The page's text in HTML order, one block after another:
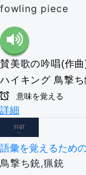
fowling piece
賛美歌の吟唱(作
ハイキング 鳥撃
意味を覚える
詳細
語彙を覚えるため
鳥撃ち銃,猟銃